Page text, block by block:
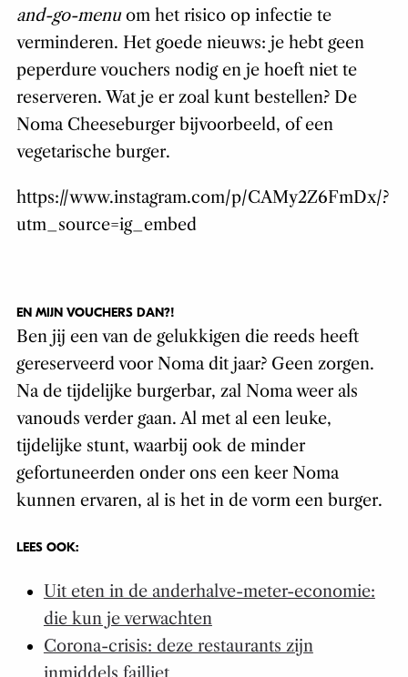
and-go-menuom het risico op infectie te
verminderen. Het goede nieuws: je hebt geen
peperdure vouchers nodig en je hoeft niet te
reserveren. Wat je er zoal kunt bestellen? De
Noma Cheeseburger bijvoorbeeld, of een
vegetarische burger.
https://www.instagram.com/p/CAMy2Z6FmDx/?
utm_source=ig_embed
EN MIJN VOUCHERS DAN?!
Ben jij een van de gelukkigen die reeds heeft
gereserveerd voor Noma dit jaar? Geen zorgen.
Na de tijdelijke burgerbar, zal Noma weer als
vanouds verder gaan. Al met al een leuke,
tijdelijke stunt, waarbij ook de minder
gefortuneerden onder ons een keer Noma
kunnen ervaren, al is het in de vorm een burger.
LEES OOK:
Uit eten in de anderhalve-meter-economie:
die kun je verwachten
Corona-crisis: deze restaurants zijn